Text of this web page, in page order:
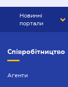
Новинні
портали
БІЗНЕС
Співробітництво
Агенти